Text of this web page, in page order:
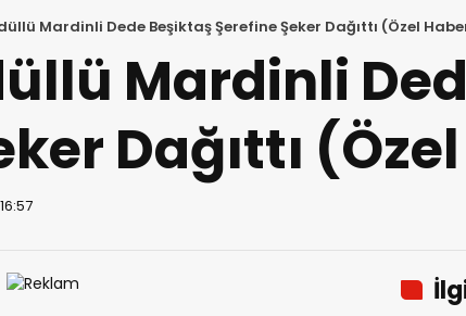
Mardinli Dede Beşiktaş Şerefine Şeker Dağıttı (Özel
Mardinli
Dağıttı